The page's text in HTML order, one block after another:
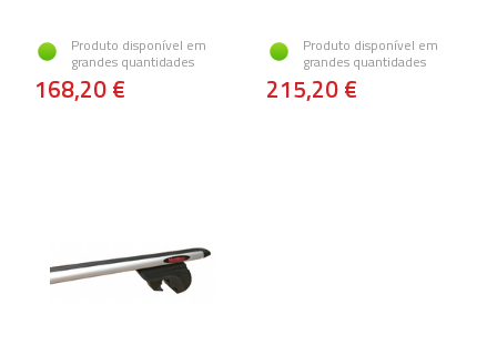
Produto disponível em
grandes quantidades
168,20 €
Produto disponível em
grandes quantidades
215,20 €